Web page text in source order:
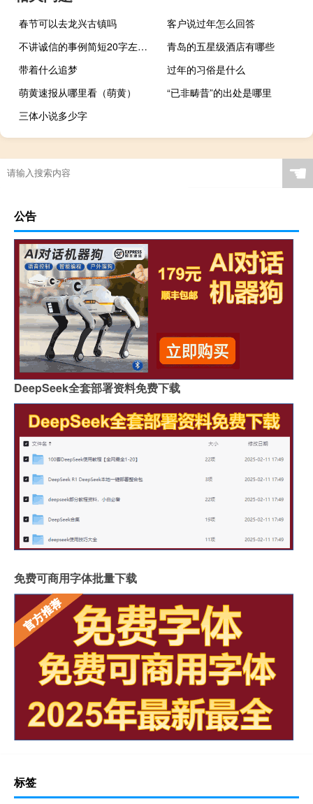
春节可以去龙兴古镇吗
客户说过年怎么回答
不讲诚信的事例简短20字左右（不讲诚信的事例）
青岛的五星级酒店有哪些
带着什么追梦
过年的习俗是什么
萌黄速报从哪里看（萌黄）
“已非畴昔”的出处是哪里
三体小说多少字
☚
公告
DeepSeek全套部署资料免费下载
免费可商用字体批量下载
标签